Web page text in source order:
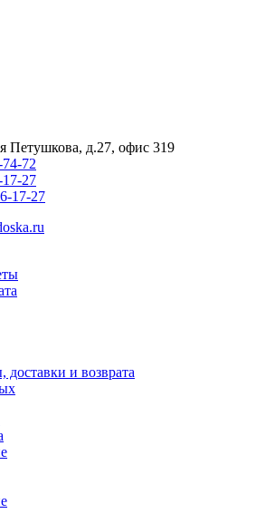
Петушкова, д.27, офис 319
72
27
17-27
доставки и возврата